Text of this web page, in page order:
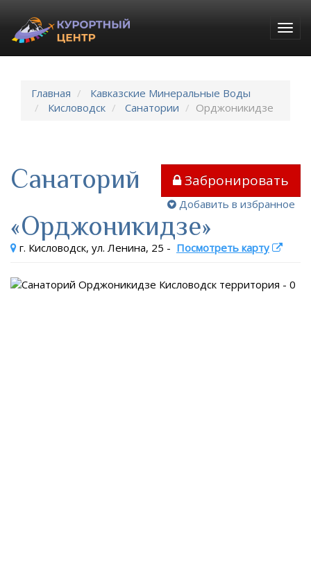
Главная
Кавказские Минеральные Воды
Кисловодск
Санатории Орджоникидзе
Забронировать
Добавить в избранное
Санаторий
«Орджоникидзе»
г. Кисловодск, ул. Ленина, 25 - Посмотреть карту